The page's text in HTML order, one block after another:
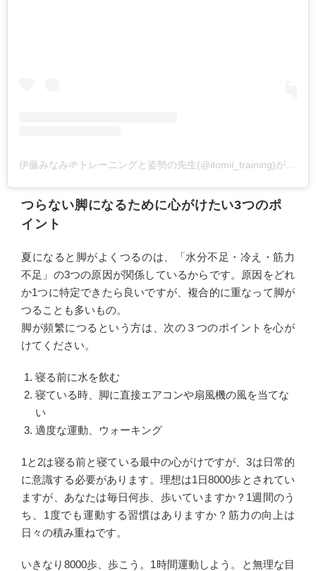
つらない脚になるために心がけたい3つのポ
イント
夏になると脚がよくつるのは、「水分不足・冷え・筋力
不足」の3つの原因が関係しているからです。原因をどれ
か1つに特定できたら良いですが、複合的に重なって脚が
つることも多いもの。
脚が頻繁につるという方は、次の３つのポイントを心が
けてください。
寝る前に水を飲む
寝ている時、脚に直接エアコンや扇風機の風を当てな
い
適度な運動、ウォーキング
1と2は寝る前と寝ている最中の心がけですが、3は日常的
に意識する必要があります。理想は1日8000歩とされてい
ますが、あなたは毎日何歩、歩いていますか？1週間のう
ち、1度でも運動する習慣はありますか？筋力の向上は
日々の積み重ねです。
いきなり8000歩、歩こう。1時間運動しよう。と無理な目